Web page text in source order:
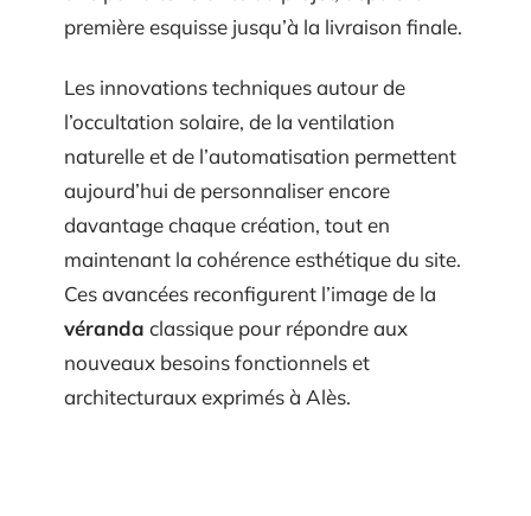
première esquisse jusqu’à la livraison finale.
Les innovations techniques autour de
l’occultation solaire, de la ventilation
naturelle et de l’automatisation permettent
aujourd’hui de personnaliser encore
davantage chaque création, tout en
maintenant la cohérence esthétique du site.
Ces avancées reconfigurent l’image de la
véranda classique pour répondre aux
nouveaux besoins fonctionnels et
architecturaux exprimés à Alès.